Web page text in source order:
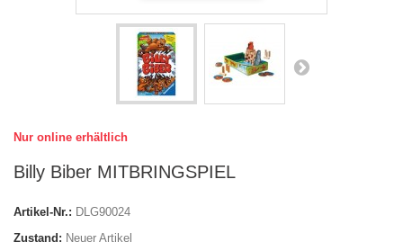
Nur online erhältlich
Billy Biber MITBRINGSPIEL
Artikel-Nr.: DLG90024
Zustand: Neuer Artikel